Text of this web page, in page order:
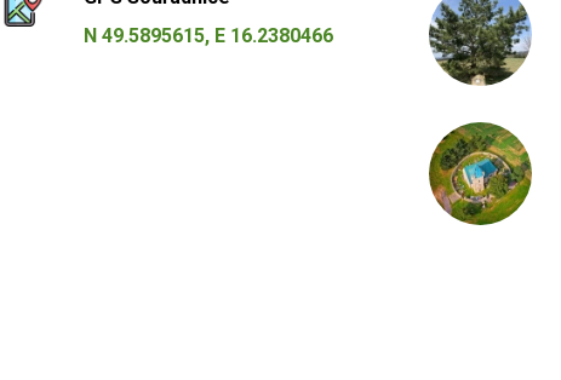
N 49.5895615, E 16.2380466